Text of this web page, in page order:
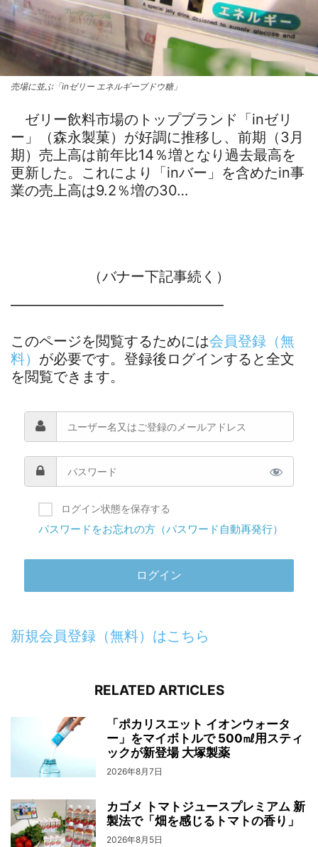
売場に並ぶ「inゼリー エネルギーブドウ糖」
ゼリー飲料市場のトップブランド「inゼリ
ー」（森永製菓）が好調に推移し、前期（3月
期）売上高は前年比14％増となり過去最高を
更新した。これにより「inバー」を含めたin事
業の売上高は9.2％増の30…
（バナー下記事続く）
―――――――――――――――
このページを閲覧するためには会員登録（無
料） が必要です。登録後ログインすると全文
を閲覧できます。
ログイン状態を保存する
パスワードをお忘れの方（パスワード自動再発行）
新規会員登録（無料）はこちら
RELATED ARTICLES
「ポカリスエット イオンウォータ
ー」をマイボトルで 500㎖用スティ
ックが新登場 大塚製薬
2026年8月7日
カゴメ トマトジュースプレミアム 新
製法で「畑を感じるトマトの香り」
2026年8月5日